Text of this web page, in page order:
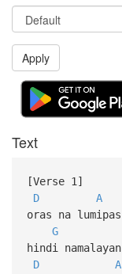
Apply
Text
[Verse 1]
D
A
oras na lumipas
G
hindi namalayan
D
A